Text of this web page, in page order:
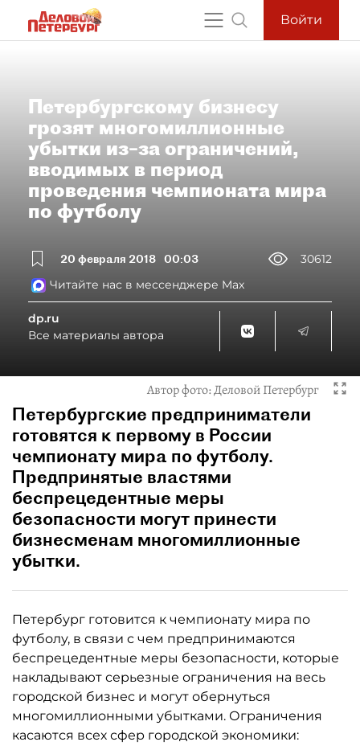
Войти
Петербургскому бизнесу
грозят многомиллионные
убытки из–за ограничений,
вводимых в период
проведения чемпионата мира
по футболу
20 февраля 2018 00:03
30612
Читайте нас в мессенджере Max
dp.ru
Все материалы автора
Автор фото:Деловой Петербург
Петербургские предприниматели
готовятся к первому в России
чемпионату мира по футболу.
Предпринятые властями
беспрецедентные меры
безопасности могут принести
бизнесменам многомиллионные
убытки.
Петербург готовится к чемпионату мира по
футболу, в связи с чем предпринимаются
беспрецедентные меры безопасности, которые
накладывают серьезные ограничения на весь
городской бизнес и могут обернуться
многомиллионными убытками. Ограничения
касаются всех сфер городской экономики: